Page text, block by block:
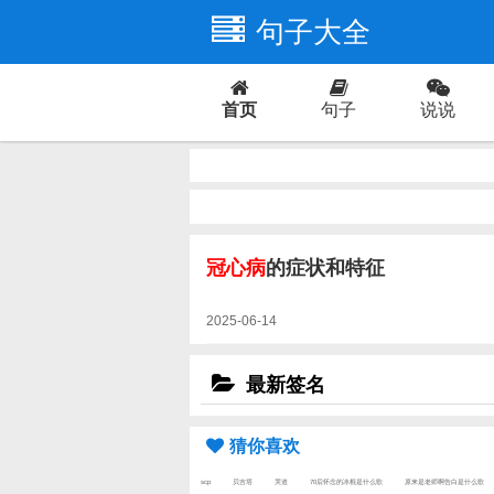
句子大全
首页 句子 说说
冠心病的症状和特征
2025-06-14
最新签名
猜你喜欢
scp 贝吉塔 哭道 70后怀念的冰棍是什么歌 原来是老师啊告白是什么歌